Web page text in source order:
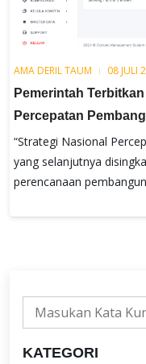
AMA DERIL TAUM
08 JULI
Pemerintah
Percepatan
“Strategi Nasional
yang selanjutnya
perencanaan
KATEGORI